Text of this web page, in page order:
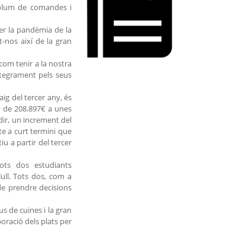
de comandes i
la pandèmia de la
nos així de la gran
tenir a la nostra
pels seus
del tercer any, és
208.897€ a unes
un increment del
a curt termini que
a partir del tercer
dos estudiants
Tots dos, com a
prendre decisions
de cuines i la gran
dels plats per